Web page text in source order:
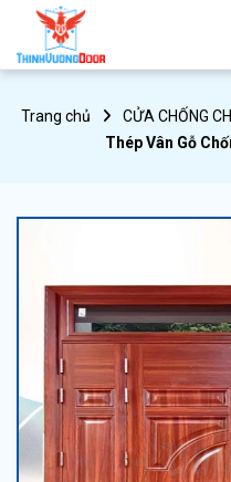
Trang chủ CỬA CHỐNG
Thép Vân Gỗ